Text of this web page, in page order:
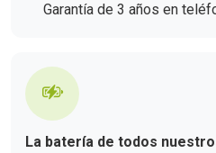
Garantía de 3 años en
La batería de todos